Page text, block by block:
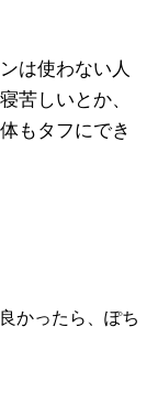
は使わない人
苦しいとか、
もタフにでき
かったら、ぽち